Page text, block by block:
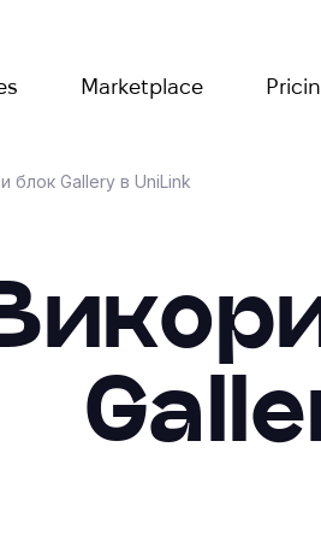
Marketplace
блок Gallery в UniLink